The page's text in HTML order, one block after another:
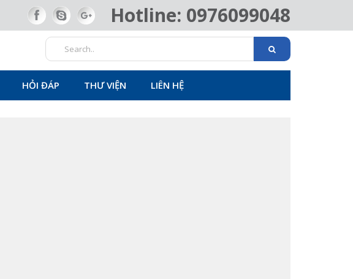
Hotline: 0976099048
HỎI ĐÁP THƯ VIỆN LIÊN HỆ